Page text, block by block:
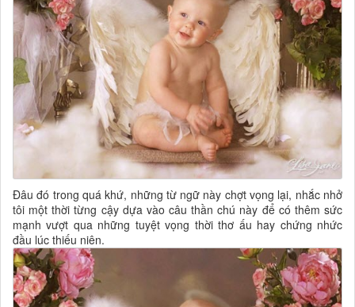
Đâu đó trong quá khứ, những từ ngữ này chợt vọng lại, nhắc nhở
tôi một thời từng cậy dựa vào câu thần chú này để có thêm sức
mạnh vượt qua những tuyệt vọng thời thơ ấu hay chứng nhức
đầu lúc thiếu niên.